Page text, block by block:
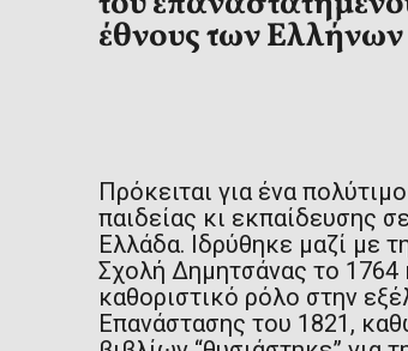
Πρόκειται για ένα
παιδείας κι εκπαίδευσης
Ελλάδα. Ιδρύθηκε μαζί με
Σχολή Δημητσάνας το 1764
καθοριστικό ρόλο στην
Επανάστασης του 1821,